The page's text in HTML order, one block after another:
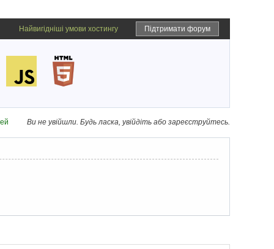
Підтримати форум
Найвигідніші умови хостингу
Ви не увійшли. Будь ласка, увійдіть або зареєструйтесь.